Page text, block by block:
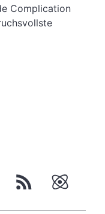
Complication